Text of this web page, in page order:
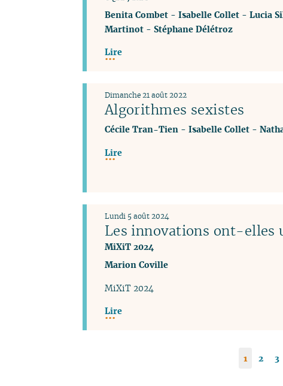
Benita Combet- Isabelle Collet- Lucia
Martinot- Stéphane Délétroz
Lire
Algorithmes sexistes
Dimanche 21 août 2022
Cécile Tran-Tien- Isabelle Collet-
Lire
Les innovations ont-elles
MiXiT 2024
Lundi 5 août 2024
Marion Coville
MiXiT 2024
Lire
1 2 3